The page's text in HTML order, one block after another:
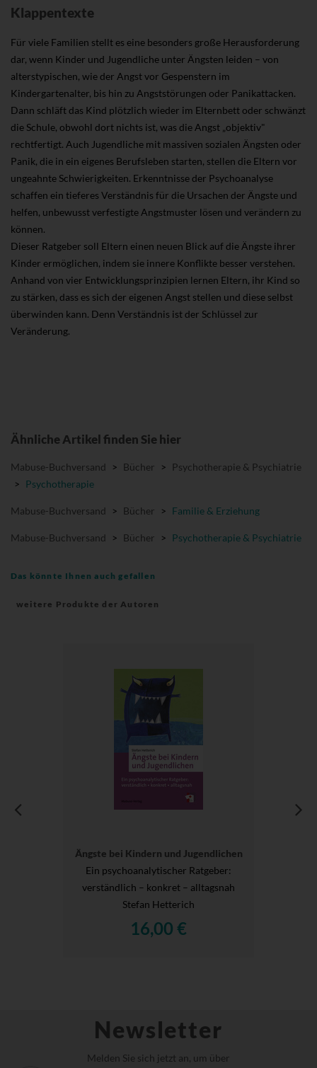
Klappentexte
Für viele Familien stellt es eine besonders große Herausforderung
dar, wenn Kinder und Jugendliche unter Ängsten leiden – von
alterstypischen, wie der Angst vor Gespenstern im
Kindergartenalter, bis hin zu Angststörungen oder Panikattacken.
Dann schläft das Kind plötzlich wieder im Elternbett oder schwänzt
die Schule, obwohl dort nichts ist, was die Angst „objektiv"
rechtfertigt. Auch Jugendliche mit massiven sozialen Ängsten oder
Panik, die in ein eigenes Berufsleben starten, stellen die Eltern vor
ungeahnte Schwierigkeiten. Erkenntnisse der Psychoanalyse
schaffen ein tieferes Verständnis für die Ursachen der Ängste und
helfen, unbewusst verfestigte Angstmuster lösen und verändern zu
können.
Dieser Ratgeber soll Eltern einen neuen Blick auf die Ängste ihrer
Kinder ermöglichen, indem sie innere Konflikte besser verstehen.
Anhand von vier Entwicklungsprinzipien lernen Eltern, ihr Kind so
zu stärken, dass es sich der eigenen Angst stellen und diese selbst
überwinden kann. Denn Verständnis ist der Schlüssel zur
Veränderung.
Ähnliche Artikel finden Sie hier
Mabuse-Buchversand > Bücher >
Psychotherapie & Psychiatrie
> Psychotherapie
Mabuse-Buchversand > Bücher > Familie & Erziehung
Mabuse-Buchversand > Bücher > Psychotherapie & Psychiatrie
Das könnte Ihnen auch gefallen
weitere Produkte der Autoren
Ängste bei Kindern und Jugendlichen
Ein psychoanalytischer Ratgeber:
verständlich – konkret – alltagsnah
Stefan Hetterich
16,00 €
Newsletter
Melden Sie sich jetzt an, um über